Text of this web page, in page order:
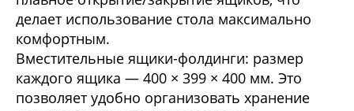
делает использование стола максимально
комфортным.
Вместительные ящики-фолдинги: размер
каждого ящика — 400 × 399 × 400 мм. Это
позволяет удобно организовать хранение